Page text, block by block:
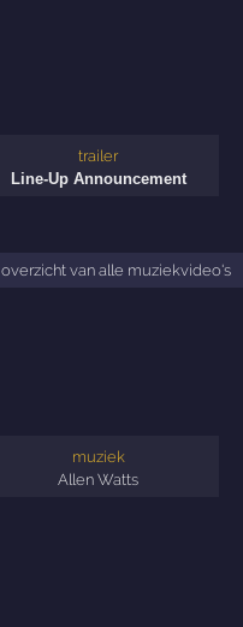
trailer
Line-Up Announcement
overzicht van alle muziekvideo's
muziek
Allen Watts